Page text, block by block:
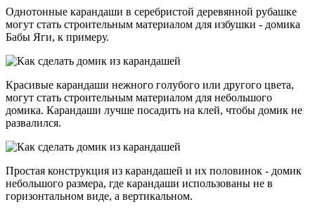
Однотонные карандаши в серебристой деревянной рубашке
могут стать строительным материалом для избушки - домика
Бабы Яги, к примеру.
Красивые карандаши нежного голубого или другого цвета,
могут стать строительным материалом для небольшого
домика. Карандаши лучше посадить на клей, чтобы домик не
развалился.
Простая конструкция из карандашей и их половинок - домик
небольшого размера, где карандаши использованы не в
горизонтальном виде, а вертикальном.